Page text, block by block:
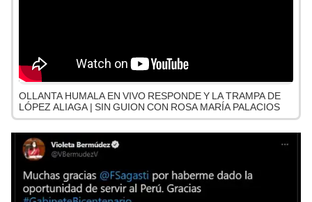
OLLANTA HUMALA EN VIVO RESPONDE Y LA TRAMPA DE
LÓPEZ ALIAGA | SIN GUION CON ROSA MARÍA PALACIOS